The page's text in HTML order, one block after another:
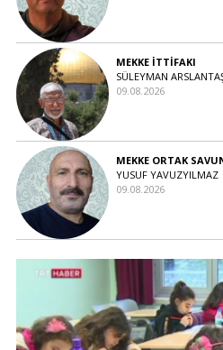
MEKKE İTTİFAKI
SÜLEYMAN
09.08.2026
MEKKE ORTAK
YUSUF YAVUZYILMAZ
09.08.2026